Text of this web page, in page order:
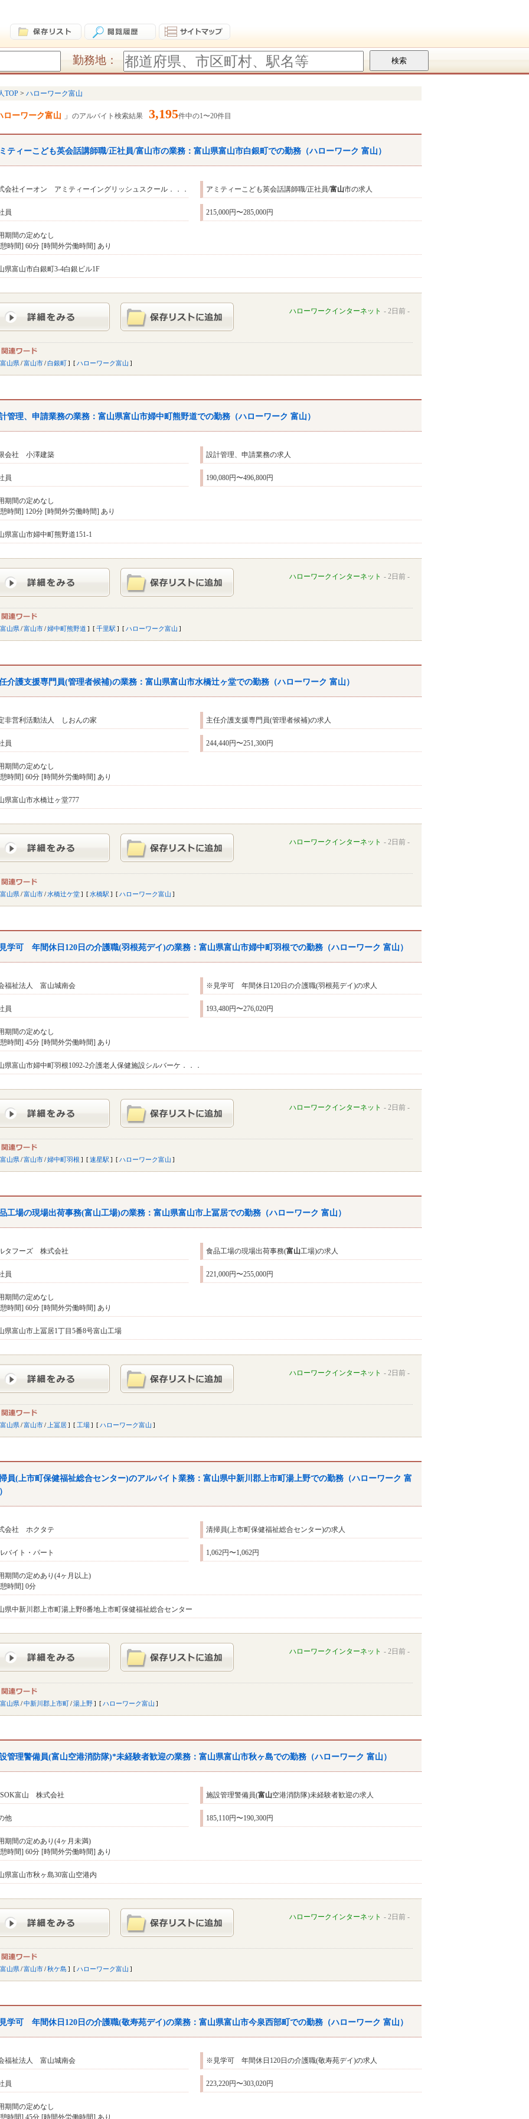
勤務地：
TOP ハローワーク富山
ローワーク富山 のアルバイト検索結果 3,195件中の1〜20件目
ティーこども英会話講師職/正社員/富山市の業務： 富山県富山市白銀町での勤務（ハローワーク 富山 ）
会社イーオン アミティーイングリッシュスクール．．． アミティーこども英会話講師職/正社員/富山市の求人
員 215,000円〜285,000円
期間の定めなし
時間] 60分 [時間外労働時間] あり
県富山市白銀町3-4白銀ビル1F
ハローワークインターネット 2日前
富山県/富山市/白銀町 ハローワーク富山
管理、申請業務の業務： 富山県富山市婦中町熊野道での勤務（ハローワーク 富山 ）
会社 小澤建築 設計管理、申請業務の求人
員 190,080円〜496,800円
期間の定めなし
時間] 120分 [時間外労働時間] あり
県富山市婦中町熊野道151-1
ハローワークインターネット 2日前
富山県/富山市/婦中町熊野道 千里駅 ハローワーク富山
介護支援専門員(管理者候補)の業務： 富山県富山市水橋辻ヶ堂での勤務（ハローワーク 富山 ）
非営利活動法人 しおんの家 主任介護支援専門員(管理者候補)の求人
員 244,440円〜251,300円
期間の定めなし
時間] 60分 [時間外労働時間] あり
県富山市水橋辻ヶ堂777
ハローワークインターネット 2日前
富山県/富山市/水橋辻ケ堂 水橋駅 ハローワーク富山
学可 年間休日120日の介護職(羽根苑デイ)の業務： 富山県富山市婦中町羽根での勤務（ハローワーク 富山 ）
福祉法人 富山城南会 ※見学可 年間休日120日の介護職(羽根苑デイ)の求人
員 193,480円〜276,020円
期間の定めなし
時間] 45分 [時間外労働時間] あり
県富山市婦中町羽根1092-2介護老人保健施設シルバーケ．．．
ハローワークインターネット 2日前
富山県/富山市/婦中町羽根 速星駅 ハローワーク富山
工場の現場出荷事務(富山工場)の業務： 富山県富山市上冨居での勤務（ハローワーク 富山 ）
タフーズ 株式会社 食品工場の現場出荷事務(富山工場)の求人
員 221,000円〜255,000円
期間の定めなし
時間] 60分 [時間外労働時間] あり
県富山市上冨居1丁目5番8号富山工場
ハローワークインターネット 2日前
富山県/富山市/ 上冨居 工場 ハローワーク富山
員(上市町保健福祉総合センター)のアルバイト業務： 富山県中新川郡上市町湯上野での勤務（ハローワーク 富
）
会社 ホクタテ 清掃員(上市町保健福祉総合センター)の求人
バイト・パート 1,062円〜1,062円
期間の定めあり(4ヶ月以上)
時間] 0分
県中新川郡上市町湯上野8番地上市町保健福祉総合センター
ハローワークインターネット 2日前
富山県/中新川郡上市町/湯上野 ハローワーク富山
管理警備員(富山空港消防隊)*未経験者歓迎の業務： 富山県富山市秋ヶ島での勤務（ハローワーク 富山 ）
富山 株式会社 施設管理警備員(富山空港消防隊)未経験者歓迎の求人
他 185,110円〜190,300円
期間の定めあり(4ヶ月未満)
時間] 60分 [時間外労働時間] あり
県富山市秋ヶ島30富山空港内
ハローワークインターネット 2日前
富山県/富山市/秋ケ島 ハローワーク富山
学可 年間休日120日の介護職(敬寿苑デイ)の業務： 富山県富山市今泉西部町での勤務（ハローワーク 富山 ）
福祉法人 富山城南会 ※見学可 年間休日120日の介護職(敬寿苑デイ)の求人
員 223,220円〜303,020円
期間の定めなし
時間] 45分 [時間外労働時間] あり